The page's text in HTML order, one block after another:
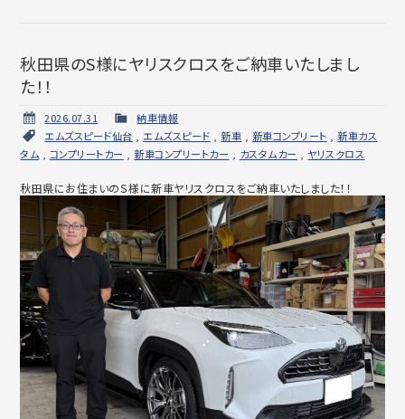
秋田県のS様にヤリスクロスをご納車いたしまし
た！！
2026.07.31
納車情報
エムズスピード仙台 , エムズスピード ,新車 , 新車コンプリート ,新車カス
タム, コンプリートカー ,新車コンプリートカー , カスタムカー ,ヤリスクロス
秋田県にお住まいのＳ様に新車ヤリスクロスをご納車いたしました！！